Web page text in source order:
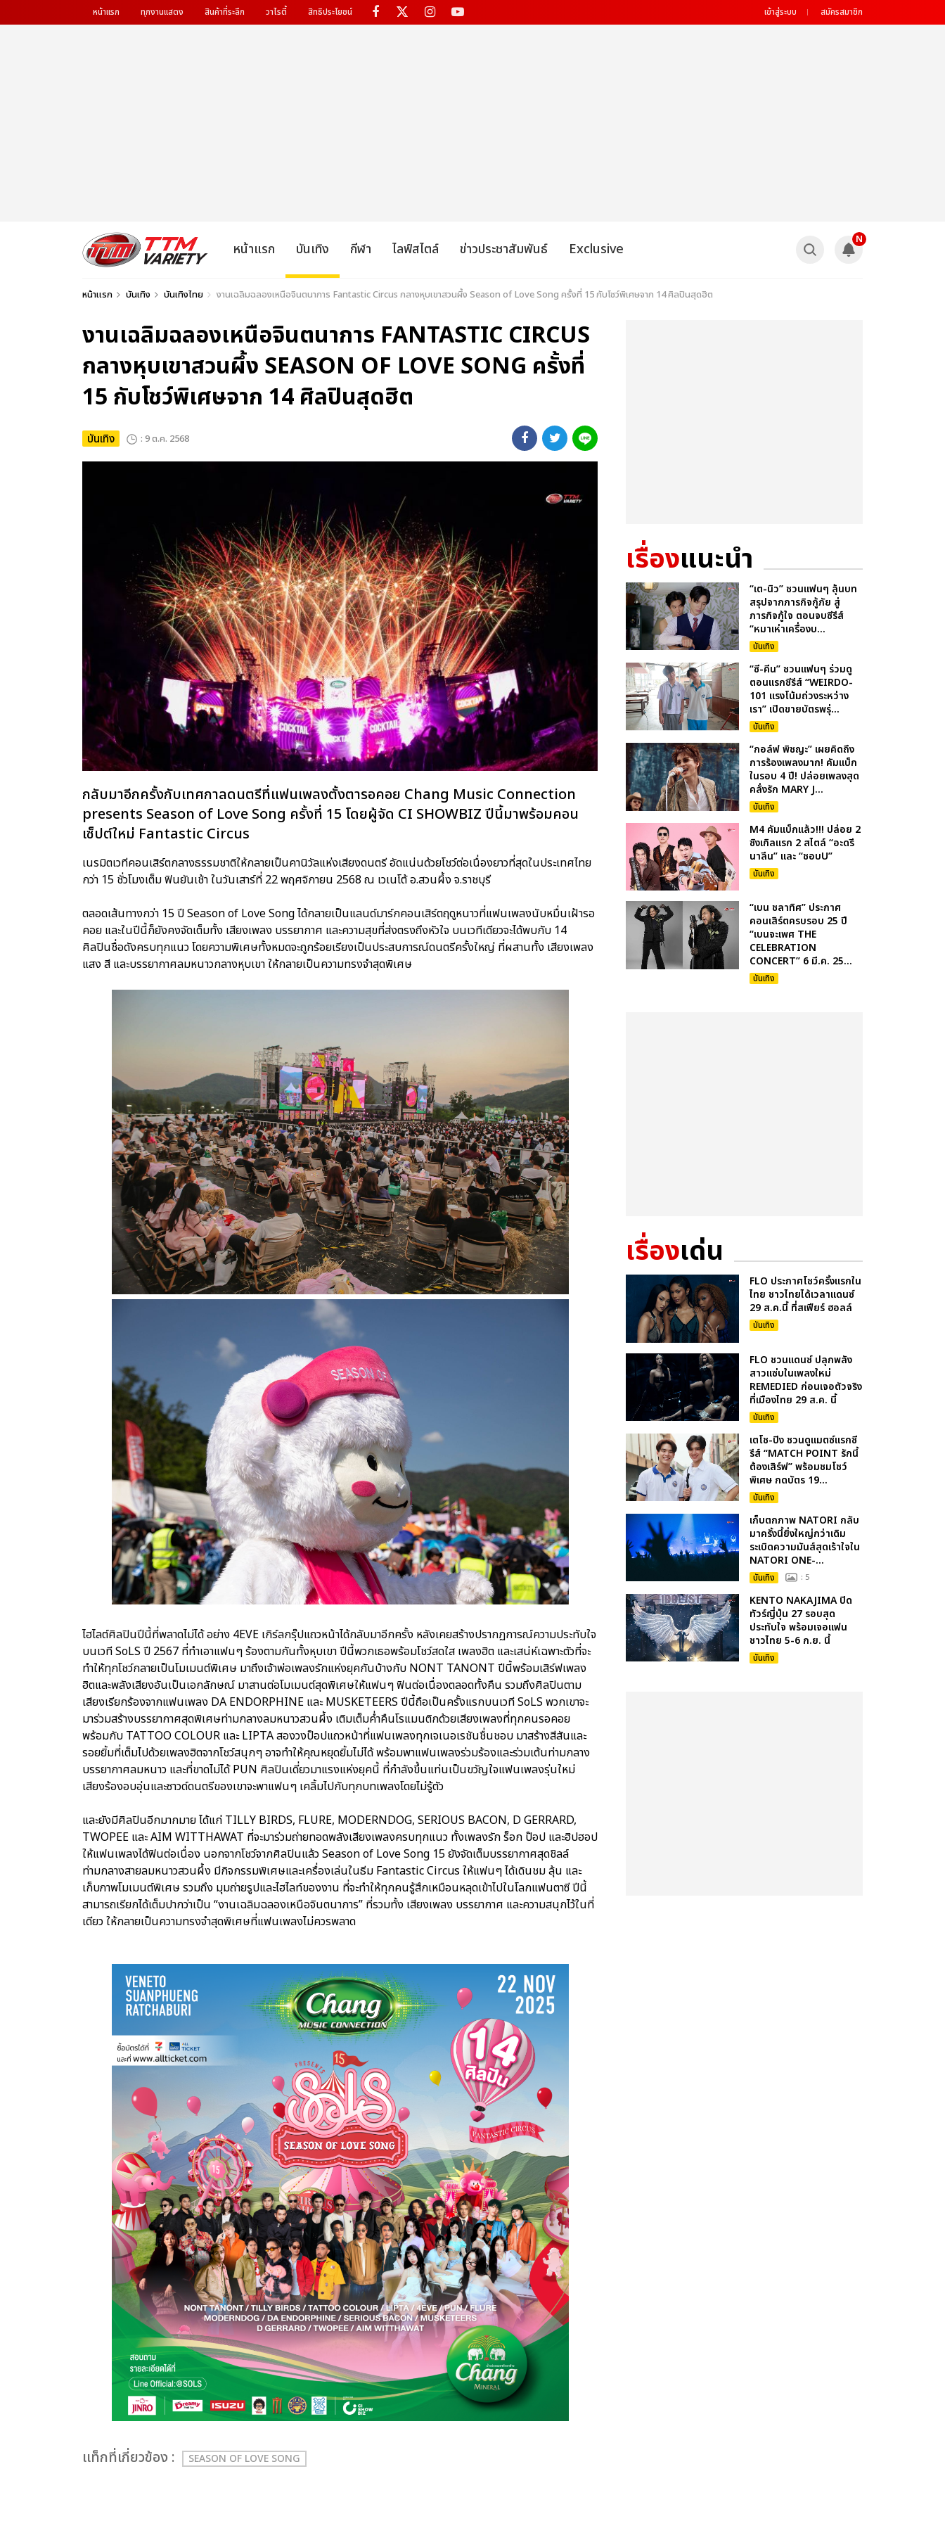
หน้าแรก ทุกงานแสดง สินค้าที่ระลึก วาไรตี้ สิทธิประโยชน์ เข้าสู่ระบบ สมัครสมาชิก
หน้าแรก บันเทิง กีฬา ไลฟ์สไตล์ ข่าวประชาสัมพันธ์ Exclusive
N
หน้าแรก บันเทิง บันเทิงไทย งานเฉลิมฉลองเหนือจินตนาการ Fantastic Circus กลางหุบเขาสวนผึ้ง Season of Love Song ครั้งที่ 15 กับโชว์พิเศษจาก 14 ศิลปินสุดฮิต
งานเฉลิมฉลองเหนือจินตนาการ FANTASTIC CIRCUS
กลางหุบเขาสวนผึ้ง SEASON OF LOVE SONG ครั้งที่
15 กับโชว์พิเศษจาก 14 ศิลปินสุดฮิต
บันเทิง : 9 ต.ค. 2568
กลับมาอีกครั้งกับเทศกาลดนตรีที่แฟนเพลงตั้งตารอคอย Chang Music Connection
presents Season of Love Song ครั้งที่ 15 โดยผู้จัด CI SHOWBIZ ปีนี้มาพร้อมคอน
เซ็ปต์ใหม่ Fantastic Circus
เนรมิตเวทีคอนเสิร์ตกลางธรรมชาติให้กลายเป็นคานิวัลแห่งเสียงดนตรี อัดแน่นด้วยโชว์ต่อเนื่องยาวที่สุดในประเทศไทย
กว่า 15 ชั่วโมงเต็ม ฟินยันเช้า ในวันเสาร์ที่ 22 พฤศจิกายน 2568 ณ เวเนโต้ อ.สวนผึ้ง จ.ราชบุรี
ตลอดเส้นทางกว่า 15 ปี Season of Love Song ได้กลายเป็นแลนด์มาร์กคอนเสิร์ตฤดูหนาวที่แฟนเพลงนับหมื่นเฝ้ารอ
คอย และในปีนี้ก็ยังคงจัดเต็มทั้ง เสียงเพลง บรรยากาศ และความสุขที่ส่งตรงถึงหัวใจ บนเวทีเดียวจะได้พบกับ 14
ศิลปินชื่อดังครบทุกแนว โดยความพิเศษทั้งหมดจะถูกร้อยเรียงเป็นประสบการณ์ดนตรีครั้งใหญ่ ที่ผสานทั้ง เสียงเพลง
แสง สี และบรรยากาศลมหนาวกลางหุบเขา ให้กลายเป็นความทรงจำสุดพิเศษ
ไฮไลต์ศิลปินปีนี้ที่พลาดไม่ได้ อย่าง 4EVE เกิร์ลกรุ๊ปแถวหน้าได้กลับมาอีกครั้ง หลังเคยสร้างปรากฏการณ์ความประทับใจ
บนเวที SoLS ปี 2567 ที่ทำเอาแฟนๆ ร้องตามกันทั้งหุบเขา ปีนี้พวกเธอพร้อมโชว์สดใส เพลงฮิต และเสน่ห์เฉพาะตัวที่จะ
ทำให้ทุกโชว์กลายเป็นโมเมนต์พิเศษ มาถึงเจ้าพ่อเพลงรักแห่งยุคกันบ้างกับ NONT TANONT ปีนี้พร้อมเสิร์ฟเพลง
ฮิตและพลังเสียงอันเป็นเอกลักษณ์ มาสานต่อโมเมนต์สุดพิเศษให้แฟนๆ ฟินต่อเนื่องตลอดทั้งคืน รวมถึงศิลปินตาม
เสียงเรียกร้องจากแฟนเพลง DA ENDORPHINE และ MUSKETEERS ปีนี้ถือเป็นครั้งแรกบนเวที SoLS พวกเขาจะ
มาร่วมสร้างบรรยากาศสุดพิเศษท่ามกลางลมหนาวสวนผึ้ง เติมเต็มค่ำคืนโรแมนติกด้วยเสียงเพลงที่ทุกคนรอคอย
พร้อมกับ TATTOO COLOUR และ LIPTA สองวงป็อปแถวหน้าที่แฟนเพลงทุกเจเนอเรชันชื่นชอบ มาสร้างสีสันและ
รอยยิ้มที่เต็มไปด้วยเพลงฮิตจากโชว์สนุกๆ อาจทำให้คุณหยุดยิ้มไม่ได้ พร้อมพาแฟนเพลงร่วมร้องและร่วมเต้นท่ามกลาง
บรรยากาศลมหนาว และที่ขาดไม่ได้ PUN ศิลปินเดี่ยวมาแรงแห่งยุคนี้ ที่กำลังขึ้นแท่นเป็นขวัญใจแฟนเพลงรุ่นใหม่
เสียงร้องอบอุ่นและซาวด์ดนตรีของเขาจะพาแฟนๆ เคลิ้มไปกับทุกบทเพลงโดยไม่รู้ตัว
และยังมีศิลปินอีกมากมาย ได้แก่ TILLY BIRDS, FLURE, MODERNDOG, SERIOUS BACON, D GERRARD,
TWOPEE และ AIM WITTHAWAT ที่จะมาร่วมถ่ายทอดพลังเสียงเพลงครบทุกแนว ทั้งเพลงรัก ร็อก ป๊อป และฮิปฮอป
ให้แฟนเพลงได้ฟินต่อเนื่อง นอกจากโชว์จากศิลปินแล้ว Season of Love Song 15 ยังจัดเต็มบรรยากาศสุดชิลล์
ท่ามกลางสายลมหนาวสวนผึ้ง มีกิจกรรมพิเศษและเครื่องเล่นในธีม Fantastic Circus ให้แฟนๆ ได้เดินชม ลุ้น และ
เก็บภาพโมเมนต์พิเศษ รวมถึง มุมถ่ายรูปและไฮไลท์ของงาน ที่จะทำให้ทุกคนรู้สึกเหมือนหลุดเข้าไปในโลกแฟนตาซี ปีนี้
สามารถเรียกได้เต็มปากว่าเป็น “งานเฉลิมฉลองเหนือจินตนาการ” ที่รวมทั้ง เสียงเพลง บรรยากาศ และความสนุกไว้ในที่
เดียว ให้กลายเป็นความทรงจำสุดพิเศษที่แฟนเพลงไม่ควรพลาด
เเท็กที่เกี่ยวข้อง : SEASON OF LOVE SONG
เรื่องแนะนำ
“เต-นิว” ชวนแฟนๆ ลุ้นบท
สรุปจากภารกิจกู้ภัย สู่
ภารกิจกู้ใจ ตอนจบซีรีส์
“หมาเห่าเครื่องบ...
บันเทิง
“ซี-คีน” ชวนแฟนๆ ร่วมดู
ตอนแรกซีรีส์ “WEIRDO-
101 แรงโน้มถ่วงระหว่าง
เรา” เปิดขายบัตรพรุ่...
บันเทิง
“กอล์ฟ พิชญะ” เผยคิดถึง
การร้องเพลงมาก! คัมแบ็ก
ในรอบ 4 ปี! ปล่อยเพลงสุด
คลั่งรัก MARY J...
บันเทิง
M4 คัมแบ็กแล้ว!!! ปล่อย 2
ซิงเกิลแรก 2 สไตล์ “อะดรี
นาลีน” และ “ชอบU”
บันเทิง
“เบน ชลาทิศ” ประกาศ
คอนเสิร์ตครบรอบ 25 ปี
“เบนจะเพศ THE
CELEBRATION
CONCERT” 6 มี.ค. 25...
บันเทิง
เรื่องเด่น
FLO ประกาศโชว์ครั้งแรกใน
ไทย ชาวไทยได้เวลาแดนซ์
29 ส.ค.นี้ ที่สเฟียร์ ฮอลล์
บันเทิง
FLO ชวนแดนซ์ ปลุกพลัง
สาวแซ่บในเพลงใหม่
REMEDIED ก่อนเจอตัวจริง
ที่เมืองไทย 29 ส.ค. นี้
บันเทิง
เตโช-ปิง ชวนดูแมตซ์แรกซี
รีส์ “MATCH POINT รักนี้
ต้องเสิร์ฟ” พร้อมชมโชว์
พิเศษ กดบัตร 19...
บันเทิง
เก็บตกภาพ NATORI กลับ
มาครั้งนี้ยิ่งใหญ่กว่าเดิม
ระเบิดความมันส์สุดเร้าใจใน
NATORI ONE-...
บันเทิง : 5
KENTO NAKAJIMA ปิด
ทัวร์ญี่ปุ่น 27 รอบสุด
ประทับใจ พร้อมเจอแฟน
ชาวไทย 5-6 ก.ย. นี้
บันเทิง